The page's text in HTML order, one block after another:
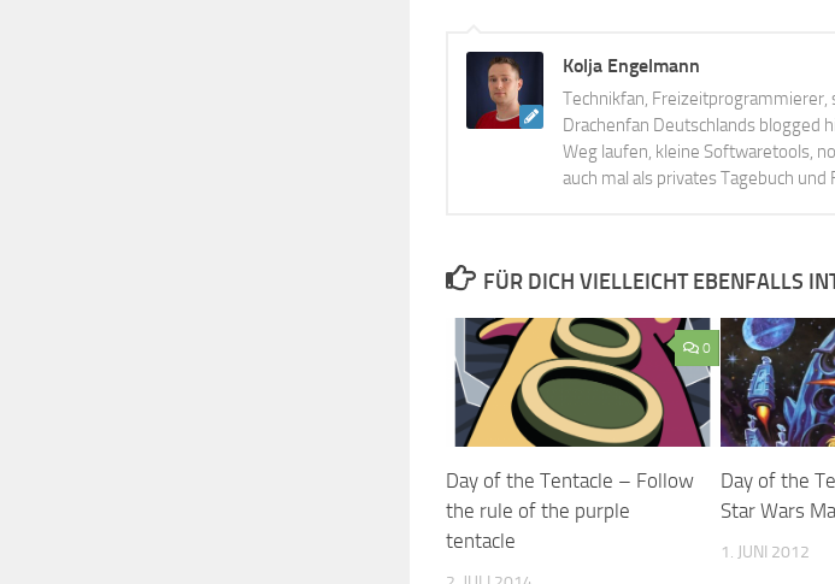
Kolja Engelmann
Technikfan,
Drachenfan Deutschlands blogged
Weg laufen, kleine Softwaretools,
auch mal als privates Tagebuch und
FÜR DICH VIELLEICHT EBENFALLS
0
Day of the Tentacle – Follow
the rule of the purple
tentacle
Day of the
Star Wars
1. JUNI 2012